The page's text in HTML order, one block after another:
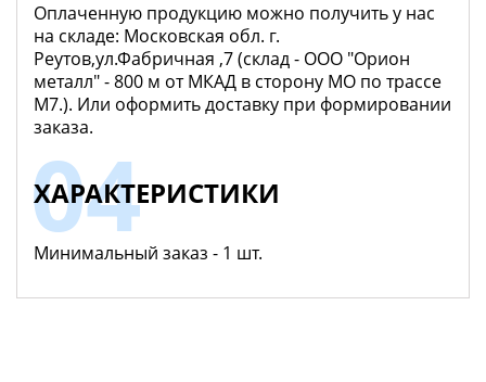
Оплаченную продукцию можно получить у нас
на складе: Московская обл. г.
Реутов,ул.Фабричная ,7 (склад - ООО "Орион
металл" - 800 м от МКАД в сторону МО по трассе
М7.). Или оформить доставку при формировании
заказа.
ХАРАКТЕРИСТИКИ
Минимальный заказ - 1 шт.